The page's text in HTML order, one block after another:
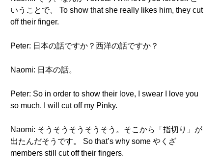
いうことで、 To show that she really likes him, they cut
off their finger.
Peter: 日本の話ですか？西洋の話ですか？
Naomi: 日本の話。
Peter: So in order to show their love, I swear I love you
so much. I will cut off my Pinky.
Naomi: そうそうそうそうそう。そこから「指切り」が
出たんだそうです。 So that’s why some やくざ
members still cut off their fingers.